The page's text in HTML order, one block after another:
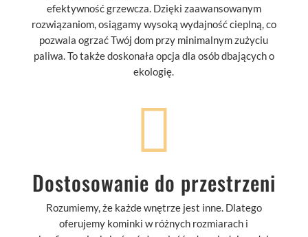
efektywność grzewcza. Dzięki zaawansowanym
rozwiązaniom, osiągamy wysoką wydajność cieplną, co
pozwala ogrzać Twój dom przy minimalnym zużyciu
paliwa. To także doskonała opcja dla osób dbających o
ekologię.

Dostosowanie do przestrzeni
Rozumiemy, że każde wnętrze jest inne. Dlatego
oferujemy kominki w różnych rozmiarach i